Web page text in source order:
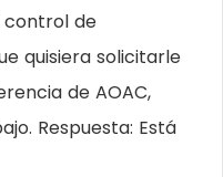
control de
quisiera solicitarle
de AOAC,
Respuesta: Está